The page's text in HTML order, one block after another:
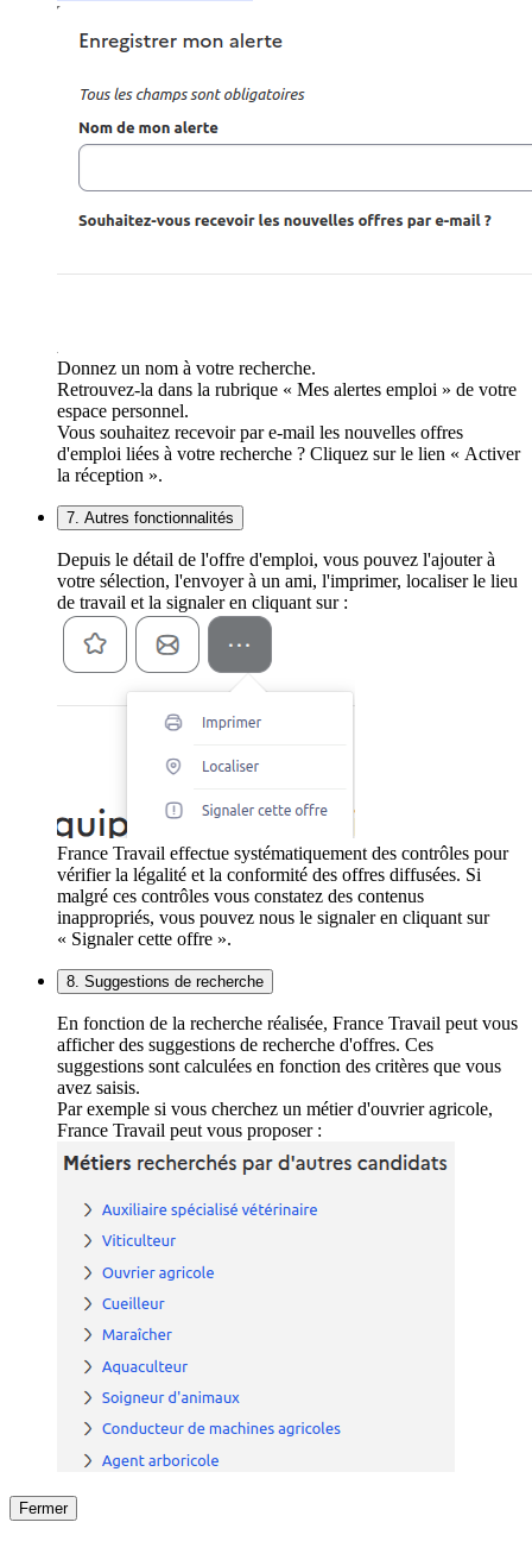
Donnez un nom à votre recherche.
Retrouvez-la dans la rubrique « Mes alertes emploi » de votre
espace personnel.
Vous souhaitez recevoir par e-mail les nouvelles offres
d'emploi liées à votre recherche ? Cliquez sur le lien « Activer
la réception ».
7. Autres fonctionnalités
Depuis le détail de l'offre d'emploi, vous pouvez l'ajouter à
votre sélection, l'envoyer à un ami, l'imprimer, localiser le lieu
de travail et la signaler en cliquant sur :
France Travail effectue systématiquement des contrôles pour
vérifier la légalité et la conformité des offres diffusées. Si
malgré ces contrôles vous constatez des contenus
inappropriés, vous pouvez nous le signaler en cliquant sur
« Signaler cette offre ».
8. Suggestions de recherche
En fonction de la recherche réalisée, France Travail peut vous
afficher des suggestions de recherche d'offres. Ces
suggestions sont calculées en fonction des critères que vous
avez saisis.
Par exemple si vous cherchez un métier d'ouvrier agricole,
France Travail peut vous proposer :
Fermer